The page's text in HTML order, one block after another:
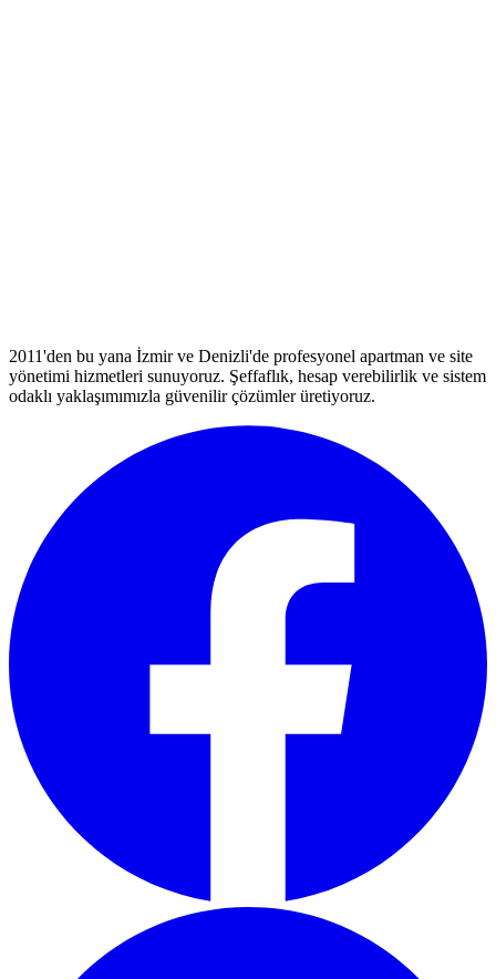
2011'den bu yana İzmir ve Denizli'de profesyonel apartman ve site
yönetimi hizmetleri sunuyoruz. Şeffaflık, hesap verebilirlik ve sistem
odaklı yaklaşımımızla güvenilir çözümler üretiyoruz.